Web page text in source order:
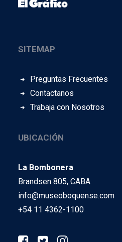
SITEMAP
Preguntas Frecuentes
Contactanos
Trabaja con Nosotros
UBICACIÓN
La Bombonera
Brandsen 805, CABA
info@museoboquense.com
+54 11 4362-1100